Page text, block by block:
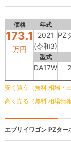
価格 年式
173.1
万円
2021
(令和3)
PZ
型式
DA17W
安く買う（無料 相場・
高く売る（無料 相場情報
エブリイワゴン PZター